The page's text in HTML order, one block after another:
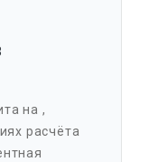
на ,
расчёта